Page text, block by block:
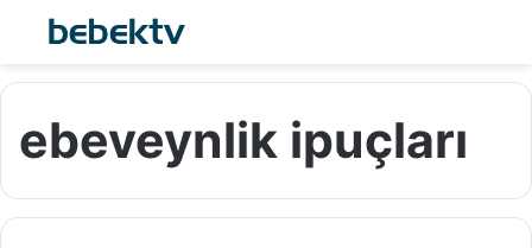
ebeveynlik ipuçları